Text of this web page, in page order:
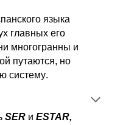
языка
главных его
многогранны и
путаются, но
систему.
SER и ESTAR,